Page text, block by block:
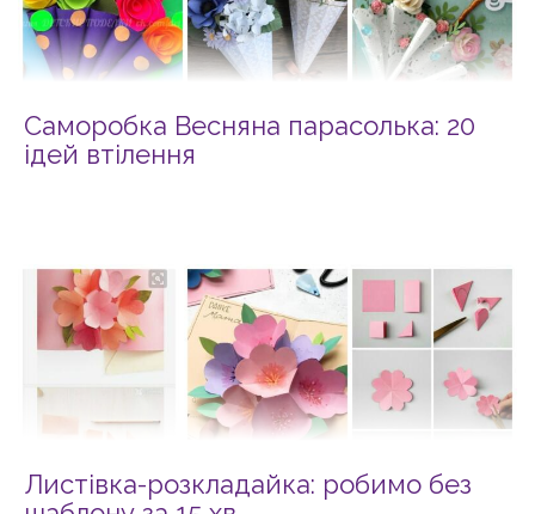
Саморобка Весняна парасолька: 20
ідей втілення
Листівка-розкладайка: робимо без